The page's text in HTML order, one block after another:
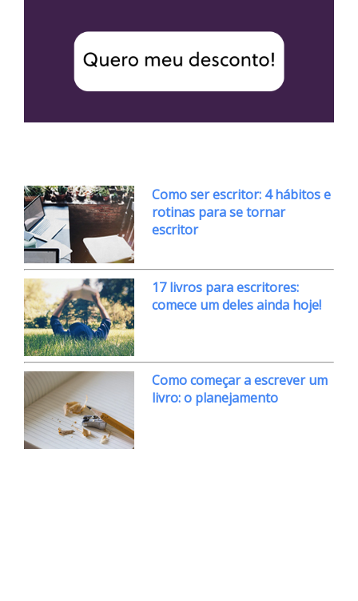
Como ser escritor: 4 hábitos e
rotinas para se tornar
escritor
17 livros para escritores:
comece um deles ainda hoje!
Como começar a escrever um
livro: o planejamento